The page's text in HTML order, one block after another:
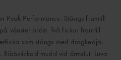
Peak Performance. Stängs framtill
vänster bröst. Två fickor framtill
som stängs med dragkedja.
mudd vid ärmslut. Luva